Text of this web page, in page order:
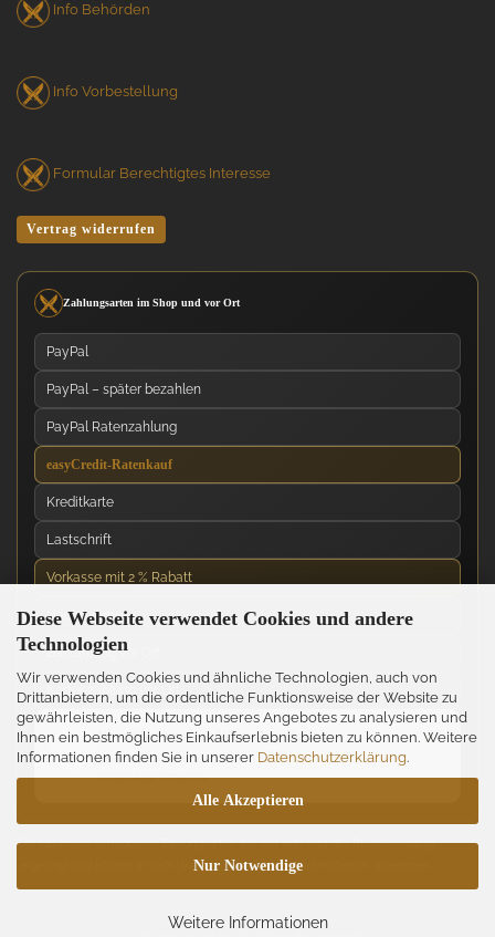
Diese Webseite verwendet Cookies und andere
Technologien
Wir verwenden Cookies und ähnliche Technologien, auch von
Drittanbietern, um die ordentliche Funktionsweise der Website zu
gewährleisten, die Nutzung unseres Angebotes zu analysieren und
Ihnen ein bestmögliches Einkaufserlebnis bieten zu können. Weitere
Informationen finden Sie in unserer Datenschutzerklärung.
Alle Akzeptieren
Nur Notwendige
Weitere Informationen
Info Behörden
Info Vorbestellung
Formular Berechtigtes Interesse
Vertrag widerrufen
Zahlungsarten im Shop und vor Ort
PayPal
PayPal – später bezahlen
PayPal Ratenzahlung
easyCredit-Ratenkauf
Kreditkarte
Lastschrift
Vorkasse mit 2 % Rabatt
Nachnahme
Barzahlung vor Ort
Kartenzahlung vor Ort
News über unseren WhatsApp-Kanal
Neue Messer, Angebote und Neuigkeiten direkt über
WhatsApp erhalten.
Die tatsächlich verfügbaren Zahlungsarten werden während des Bestellvorgangs
angezeigt und können je nach Warenkorb und Zahlungsdienstleister abweichen.